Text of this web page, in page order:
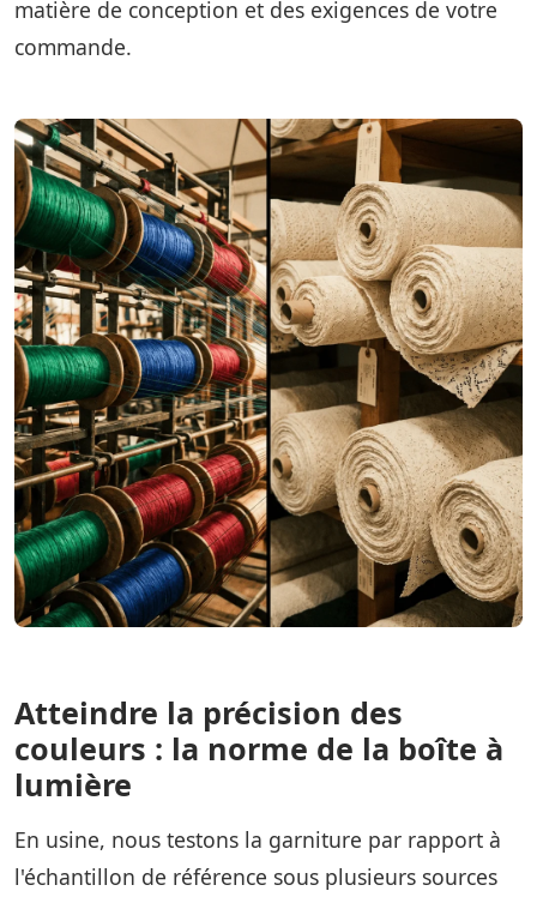
matière de conception et des exigences de votre
commande.
Atteindre la précision des
couleurs : la norme de la boîte à
lumière
En usine, nous testons la garniture par rapport à
l'échantillon de référence sous plusieurs sources